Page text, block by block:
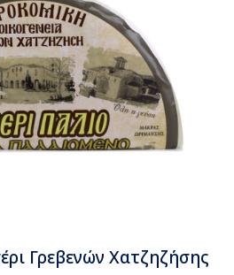
Γρεβενών Χατζηζήσης